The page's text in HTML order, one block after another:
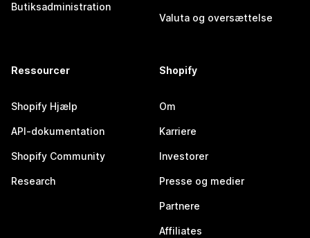
Butiksadministration
Valuta og oversættelse
Ressourcer
Shopify Hjælp
API-dokumentation
Shopify Community
Research
Shopify
Om
Karriere
Investorer
Presse og medier
Partnere
Affiliates